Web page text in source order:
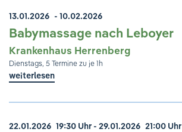
13.01.2026 - 10.02.2026
Babymassage nach Leboyer
Krankenhaus Herrenberg
Dienstags, 5 Termine zu je 1h
weiterlesen
22.01.2026 19:30 Uhr - 29.01.2026 21:00 Uhr